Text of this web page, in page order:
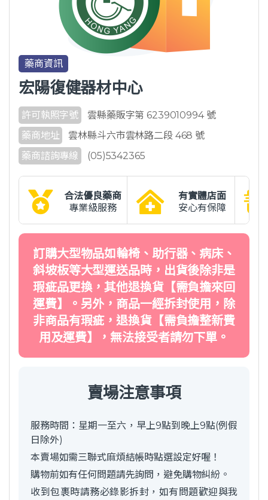
藥商資訊
宏陽復健器材中心
許可執照字號
雲縣藥販字第 6239010994 號
藥商地址
雲林縣斗六市雲林路二段 468 號
藥商諮詢專線
(05)5342365
合法優良藥商
專業級服務
有實體店面
安心有保障
訂購大型物品如輪椅、助行器、病床、
斜坡板等大型運送品時，出貨後除非是
瑕疵品更換，其他退換貨【需負擔來回
運費】。另外，商品一經拆封使用，除
非商品有瑕疵，退換貨【需負擔整新費
用及運費】，無法接受者請勿下單。
賣場注意事項
服務時間：星期一至六，早上9點到晚上9點(例假
日除外)
本賣場如需三聯式麻煩結帳時點選設定好喔！
購物前如有任何問題請先詢問，避免購物糾紛。
收到包裹時請務必錄影拆封，如有問題歡迎與我